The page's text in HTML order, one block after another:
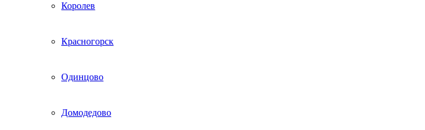
Королев
Красногорск
Одинцово
Домодедово